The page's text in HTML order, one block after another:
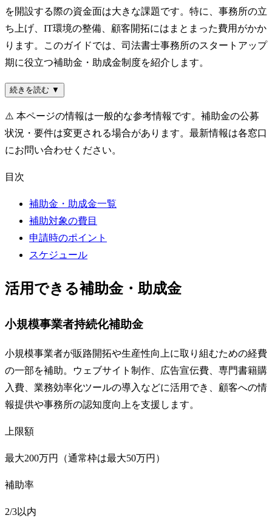
を開設する際の資金面は大きな課題です。特に、事務所の立
ち上げ、IT環境の整備、顧客開拓にはまとまった費用がかか
ります。このガイドでは、司法書士事務所のスタートアップ
期に役立つ補助金・助成金制度を紹介します。
続きを読む ▼
⚠️ 本ページの情報は一般的な参考情報です。補助金の公募
状況・要件は変更される場合があります。最新情報は各窓口
にお問い合わせください。
目次
補助金・助成金一覧
補助対象の費目
申請時のポイント
スケジュール
活用できる補助金・助成金
小規模事業者持続化補助金
小規模事業者が販路開拓や生産性向上に取り組むための経費
の一部を補助。ウェブサイト制作、広告宣伝費、専門書籍購
入費、業務効率化ツールの導入などに活用でき、顧客への情
報提供や事務所の認知度向上を支援します。
上限額
最大200万円（通常枠は最大50万円）
補助率
2/3以内